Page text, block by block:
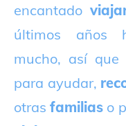
encantado
últimos años
mucho, así que
para ayudar,
otrasfamilias o